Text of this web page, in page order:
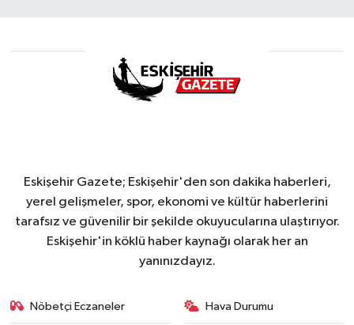
Eskişehir Gazete; Eskişehir'den son dakika haberleri,
yerel gelişmeler, spor, ekonomi ve kültür haberlerini
tarafsız ve güvenilir bir şekilde okuyucularına ulaştırıyor.
Eskişehir'in köklü haber kaynağı olarak her an
yanınızdayız.
Nöbetçi Eczaneler Hava Durumu